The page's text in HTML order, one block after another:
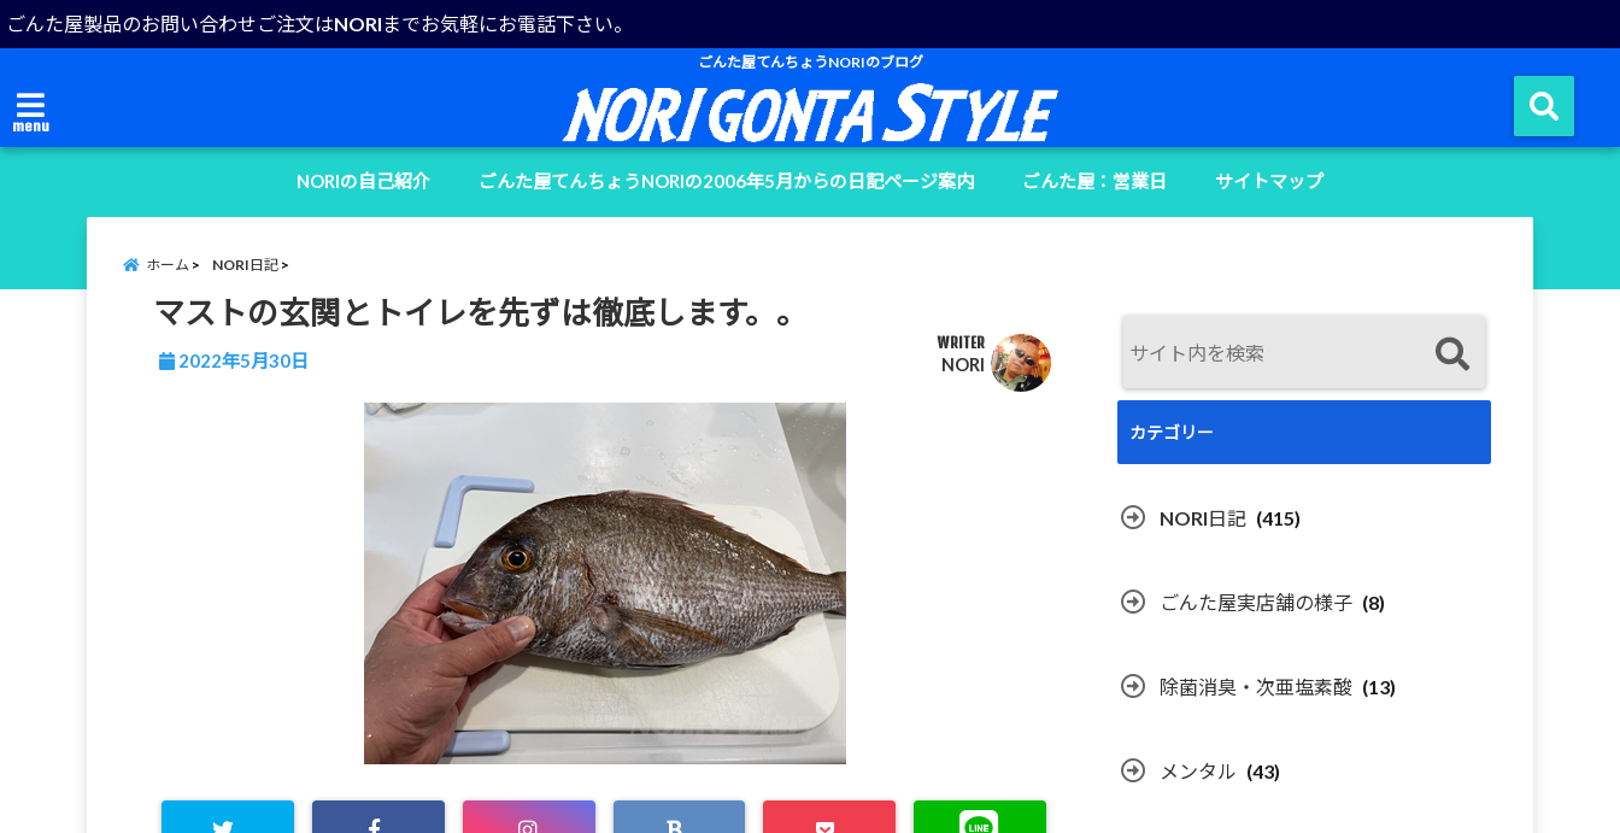
ごんた屋製品のお問い合わせご注文はNORIまでお気軽にお電話下さい。
ごんた屋てんちょうNORIのブログ
menu
NORIの自己紹介 ごんた屋てんちょうNORIの2006年5月からの日記ページ案内 ごんた屋：営業日 サイトマップ
ホーム NORI日記
マストの玄関とトイレを先ずは徹底します。。
2022年5月30日
WRITER
NORI
カテゴリー
NORI日記 (415)
ごんた屋実店舗の様子 (8)
除菌消臭・次亜塩素酸 (13)
メンタル (43)